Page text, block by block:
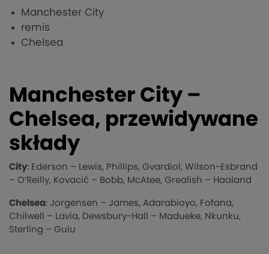
Manchester City
remis
Chelsea
Manchester City –
Chelsea, przewidywane
składy
City: Ederson – Lewis, Phillips, Gvardiol, Wilson-Esbrand
– O’Reilly, Kovacić – Bobb, McAtee, Grealish – Haaland
Chelsea: Jorgensen – James, Adarabioyo, Fofana,
Chilwell – Lavia, Dewsbury-Hall – Madueke, Nkunku,
Sterling – Guiu